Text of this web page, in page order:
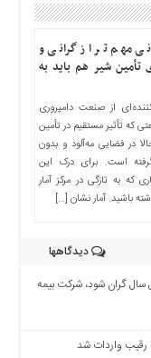
مهم تر از گرانی و
تأمین شیر هم باید به
از صنعت دامپروری
که تأثیر مستقیم در تأمین
در فضایی مه‌آلود و بدون
است. برای درک این
که به تازگی در مرکز آمار
باشید. آمار نشان […]
دیدگاهها
گران شود، شرکت بیمه
رقیب واردات شد